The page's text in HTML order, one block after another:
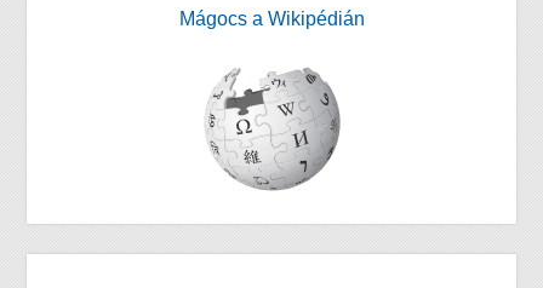
Mágocs a Wikipédián